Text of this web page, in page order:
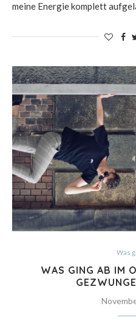
meine Energie komplett
Was
WAS GING AB IM